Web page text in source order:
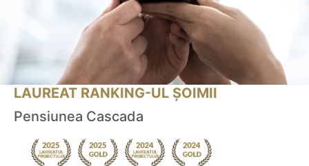
LAUREAT RANKING-UL ȘOIMII
Pensiunea Cascada